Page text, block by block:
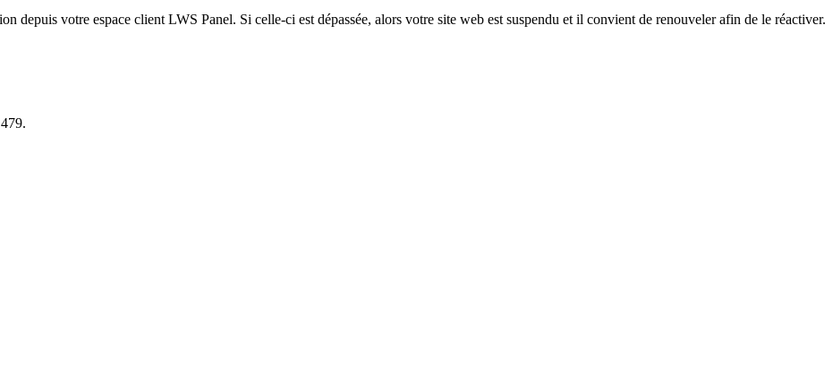
depuis votre espace client LWS Panel. Si celle-ci est dépassée, alors votre site web est suspendu et il convient de renouveler afin de le réactiver.